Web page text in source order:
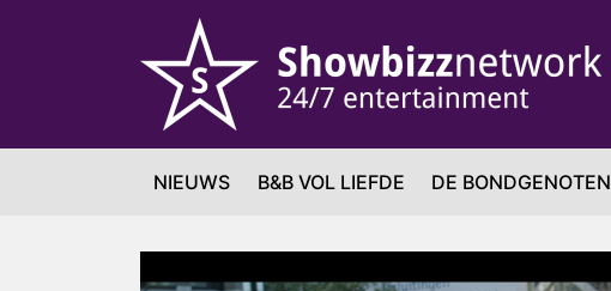
NIEUWS B&B VOL LIEFDE DE BONDGENOTEN